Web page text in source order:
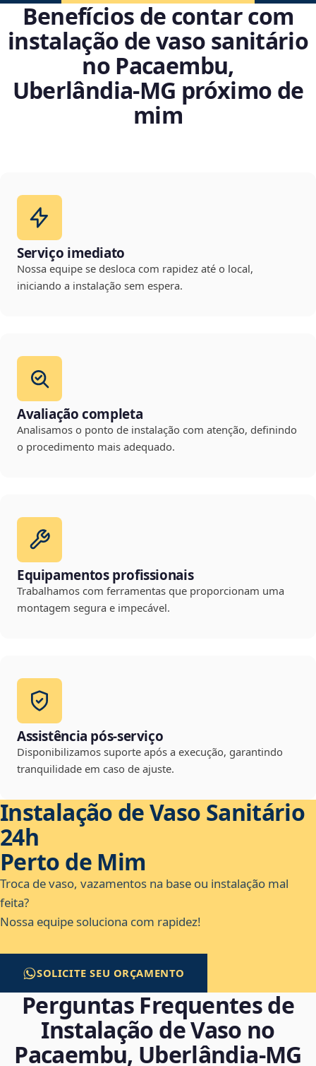
Benefícios de contar com
instalação de vaso sanitário
no Pacaembu,
Uberlândia‑MG próximo de
mim
Serviço imediato
Nossa equipe se desloca com rapidez até o local,
iniciando a instalação sem espera.
Avaliação completa
Analisamos o ponto de instalação com atenção, definindo
o procedimento mais adequado.
Equipamentos profissionais
Trabalhamos com ferramentas que proporcionam uma
montagem segura e impecável.
Assistência pós-serviço
Disponibilizamos suporte após a execução, garantindo
tranquilidade em caso de ajuste.
Instalação de Vaso Sanitário
24h
Perto de Mim
Troca de vaso, vazamentos na base ou instalação mal
feita?
Nossa equipe soluciona com rapidez!
SOLICITE SEU ORÇAMENTO
Perguntas Frequentes de
Instalação de Vaso no
Pacaembu, Uberlândia‑MG